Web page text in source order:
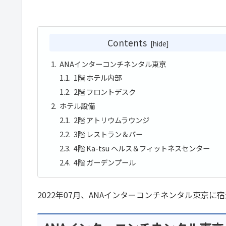
Contents
ANAインターコンチネンタル東京
1階 ホテル内部
2階 フロントデスク
ホテル設備
2階 アトリウムラウンジ
3階 レストラン＆バー
4階 Ka-tsu ヘルス＆フィットネスセンター
4階 ガーデンプール
2022年07月、ANAインターコンチネンタル東京に宿